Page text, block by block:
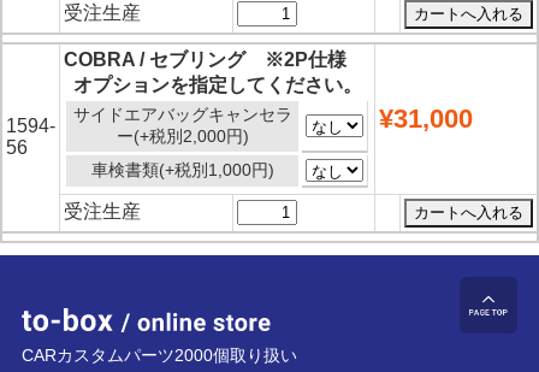
受注生産
1594-
56
COBRA / セブリング ※2P仕様
オプションを指定してください。
サイドエアバッグキャンセラ
ー(+税別2,000円)
車検書類(+税別1,000円)
¥31,000
受注生産
to-box online store
CARカスタムパーツ2000個取り扱い